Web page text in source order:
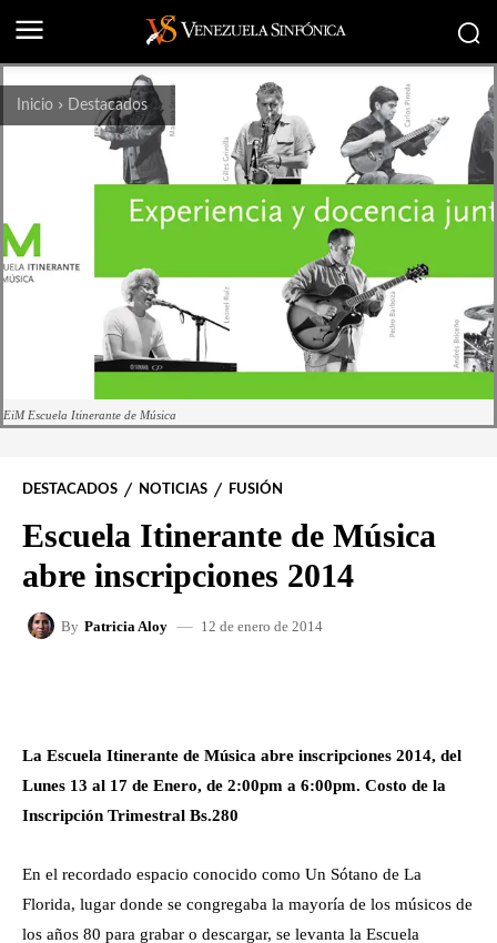
Inicio Destacados
EiM Escuela Itinerante de Música
DESTACADOS NOTICIAS FUSIÓN
Escuela Itinerante de Música
abre inscripciones 2014
By Patricia Aloy 12 de enero de 2014
La Escuela Itinerante de Música abre inscripciones 2014, del
Lunes 13 al 17 de Enero, de 2:00pm a 6:00pm. Costo de la
Inscripción Trimestral Bs.280
En el recordado espacio conocido como Un Sótano de La
Florida, lugar donde se congregaba la mayoría de los músicos de
los años 80 para grabar o descargar, se levanta la Escuela